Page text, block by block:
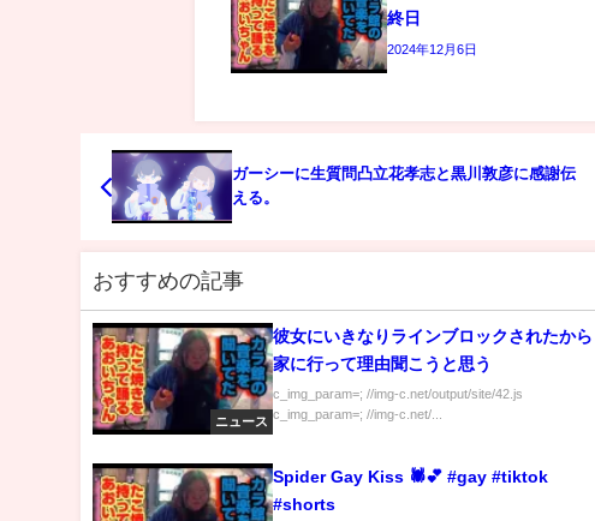
終日
2024年12月6日
ガーシーに生質問凸立花孝志と黒川敦彦に感謝伝
える。
おすすめの記事
ニュース
彼女にいきなりラインブロックされたから
家に行って理由聞こうと思う
c_img_param=; //img-c.net/output/site/42.js
c_img_param=; //img-c.net/...
Spider Gay Kiss 🕷️💕 #gay #tiktok
#shorts